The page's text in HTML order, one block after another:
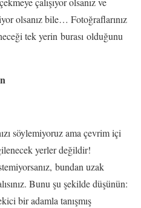
olsanız bile… Fotoğraflarınız
tek yerin burası olduğunu
söylemiyoruz ama çevrim içi
yerler değildir!
bundan uzak
Bunu şu şekilde düşünün:
bir adamla tanışmış